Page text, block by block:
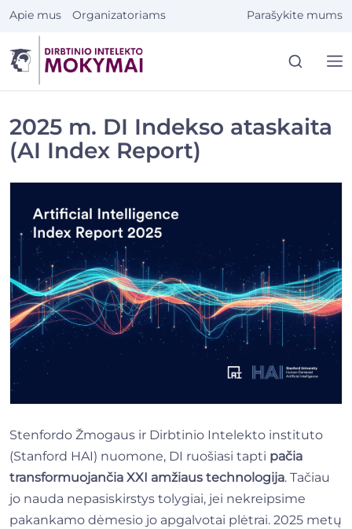
Eiti
turinio
Apie mus Organizatoriams Parašykite mums
2025 m. DI Indekso ataskaita
(AI Index Report)
Stenfordo Žmogaus ir Dirbtinio Intelekto instituto
(Stanford HAI) nuomone, DI ruošiasi tapti pačia
transformuojančia XXI amžiaus technologija. Tačiau
jo nauda nepasiskirstys tolygiai, jei nekreipsime
pakankamo dėmesio jo apgalvotai plėtrai. 2025 metų